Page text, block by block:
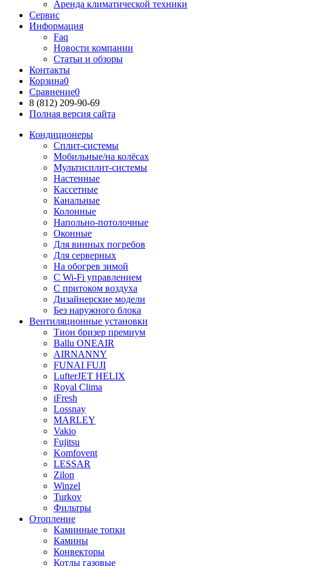
Аренда климатической техники
Сервис
Информация
Faq
Новости компании
Статьи и обзоры
Контакты
Корзина0
Сравнение0
8 (812) 209-90-69
Полная версия сайта
Кондиционеры
Сплит-системы
Мобильные/на колёсах
Мультисплит-системы
Настенные
Кассетные
Канальные
Колонные
Напольно-потолочные
Оконные
Для винных погребов
Для серверных
На обогрев зимой
С Wi-Fi управлением
С притоком воздуха
Дизайнерские модели
Без наружного блока
Вентиляционные установки
Тион бризер премиум
Ballu ONEAIR
AIRNANNY
FUNAI FUJI
LufterJET HELIX
Royal Clima
iFresh
Lossnay
MARLEY
Vakio
Fujitsu
Komfovent
LESSAR
Zilon
Winzel
Turkov
Фильтры
Отопление
Каминные топки
Камины
Конвекторы
Котлы газовые